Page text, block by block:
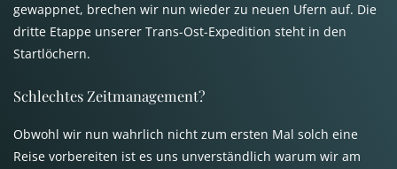
gewappnet, brechen wir nun wieder zu neuen Ufern auf. Die
dritte Etappe unserer Trans-Ost-Expedition steht in den
Startlöchern.
Schlechtes Zeitmanagement?
Obwohl wir nun wahrlich nicht zum ersten Mal solch eine
Reise vorbereiten ist es uns unverständlich warum wir am